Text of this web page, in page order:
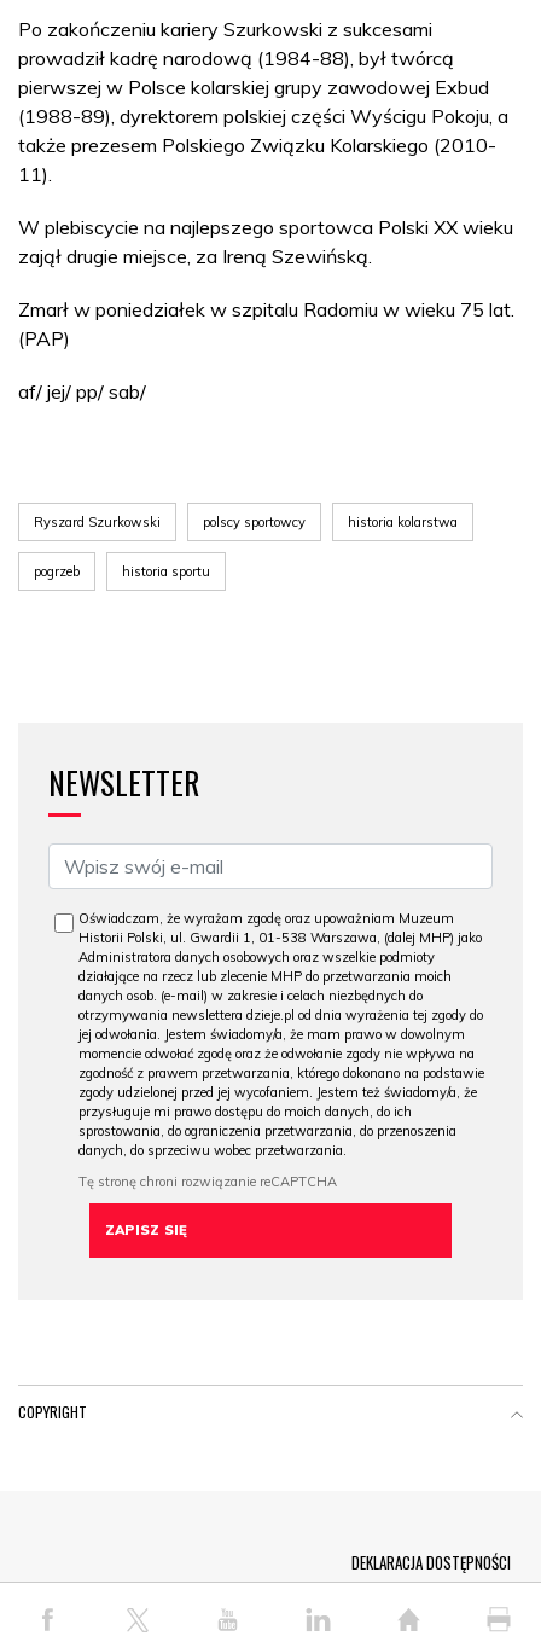
Po zakończeniu kariery Szurkowski z sukcesami
prowadził kadrę narodową (1984-88), był twórcą
pierwszej w Polsce kolarskiej grupy zawodowej Exbud
(1988-89), dyrektorem polskiej części Wyścigu Pokoju, a
także prezesem Polskiego Związku Kolarskiego (2010-
11).
W plebiscycie na najlepszego sportowca Polski XX wieku
zajął drugie miejsce, za Ireną Szewińską.
Zmarł w poniedziałek w szpitalu Radomiu w wieku 75 lat.
(PAP)
af/ jej/ pp/ sab/
Ryszard Szurkowski polscy sportowcy historia kolarstwa
pogrzeb historia sportu
NEWSLETTER
Oświadczam, że wyrażam zgodę oraz upoważniam Muzeum
Historii Polski, ul. Gwardii 1, 01-538 Warszawa, (dalej MHP) jako
Administratora danych osobowych oraz wszelkie podmioty
działające na rzecz lub zlecenie MHP do przetwarzania moich
danych osob. (e-mail) w zakresie i celach niezbędnych do
otrzymywania newslettera dzieje.pl od dnia wyrażenia tej zgody do
jej odwołania. Jestem świadomy/a, że mam prawo w dowolnym
momencie odwołać zgodę oraz że odwołanie zgody nie wpływa na
zgodność z prawem przetwarzania, którego dokonano na podstawie
zgody udzielonej przed jej wycofaniem. Jestem też świadomy/a, że
przysługuje mi prawo dostępu do moich danych, do ich
sprostowania, do ograniczenia przetwarzania, do przenoszenia
danych, do sprzeciwu wobec przetwarzania.
COPYRIGHT
© COPYRIGHT PAP 2026
DEKLARACJA DOSTĘPNOŚCI